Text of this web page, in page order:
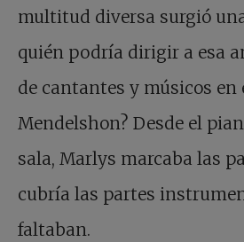
multitud diversa surgió
quién podría dirigir a esa
de cantantes y músicos en
Mendelshon? Desde el
sala, Marlys marcaba las
cubría las partes
faltaban.